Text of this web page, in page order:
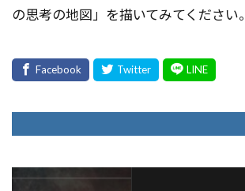
の思考の地図」を描いてみてください。